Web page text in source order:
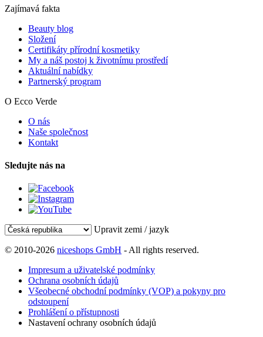
Zajímavá fakta
Beauty blog
Složení
Certifikáty přírodní kosmetiky
My a náš postoj k životnímu prostředí
Aktuální nabídky
Partnerský program
O Ecco Verde
O nás
Naše společnost
Kontakt
Sledujte nás na
Upravit zemi / jazyk
© 2010-2026 niceshops GmbH - All rights reserved.
Impresum a uživatelské podmínky
Ochrana osobních údajů
Všeobecné obchodní podmínky (VOP) a pokyny pro
odstoupení
Prohlášení o přístupnosti
Nastavení ochrany osobních údajů